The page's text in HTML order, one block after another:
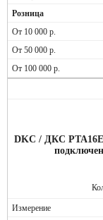
DKC / ДКС